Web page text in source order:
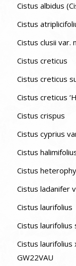
Cistus albidus
Cistus
Cistus clusii var.
Cistus creticus
Cistus creticus
Cistus creticus
Cistus crispus
Cistus cyprius
Cistus
Cistus
Cistus ladanifer
Cistus laurifolius
Cistus laurifolius
Cistus laurifolius
GW22VAU